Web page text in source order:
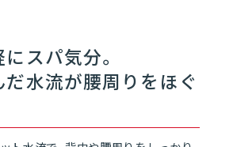
スパ気分。
水流が腰周りをほぐ